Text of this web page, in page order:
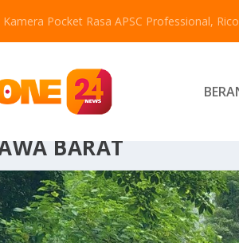
Kamera Pocket Rasa APSC Professional,
BARAT